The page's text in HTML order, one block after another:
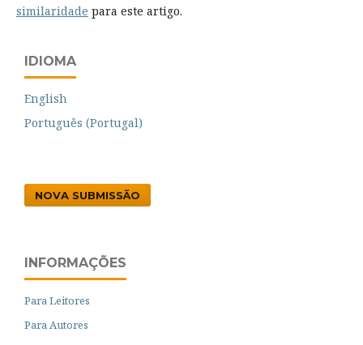
similaridade para este artigo.
IDIOMA
English
Português (Portugal)
NOVA SUBMISSÃO
INFORMAÇÕES
Para Leitores
Para Autores